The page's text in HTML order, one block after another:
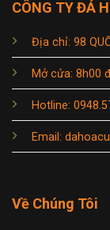
CÔNG TY ĐÁ
Địa chỉ: 98
Mở cửa: 8h00
Hotline:
Email:
Về Chúng Tôi